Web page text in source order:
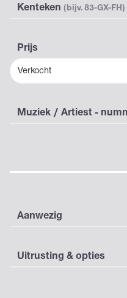
Kenteken (bijv. 83-GX-FH)
Prijs
Verkocht
Muziek / Artiest -
Aanwezig
Uitrusting & opties